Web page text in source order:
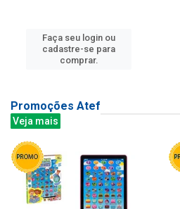
Faça seu login ou
cadastre-se para
comprar.
Promoções Atef
Veja mais